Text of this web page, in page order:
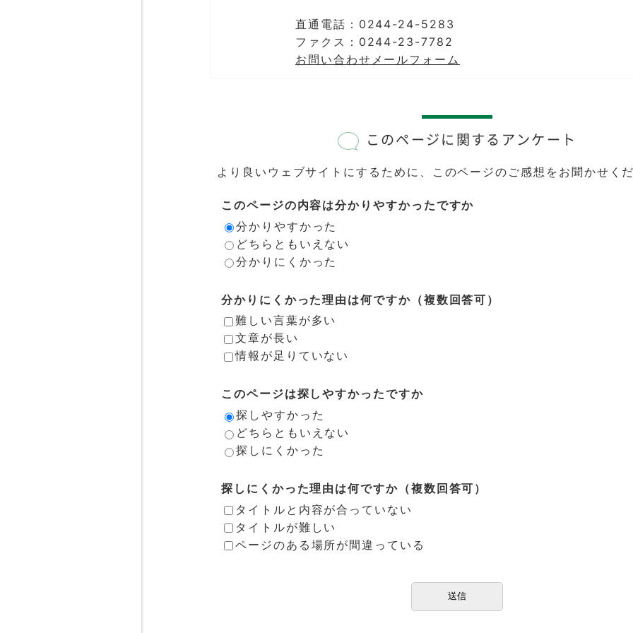
直通電話：0244-24-5283
ファクス：0244-23-7782
お問い合わせメールフォーム
このページに関するアンケート
より良いウェブサイトにするために、このページのご感想をお聞かせく
このページの内容は分かりやすかったですか
分かりやすかった
どちらともいえない
分かりにくかった
分かりにくかった理由は何ですか（複数回答可）
難しい言葉が多い
文章が長い
情報が足りていない
このページは探しやすかったですか
探しやすかった
どちらともいえない
探しにくかった
探しにくかった理由は何ですか（複数回答可）
タイトルと内容が合っていない
タイトルが難しい
ページのある場所が間違っている